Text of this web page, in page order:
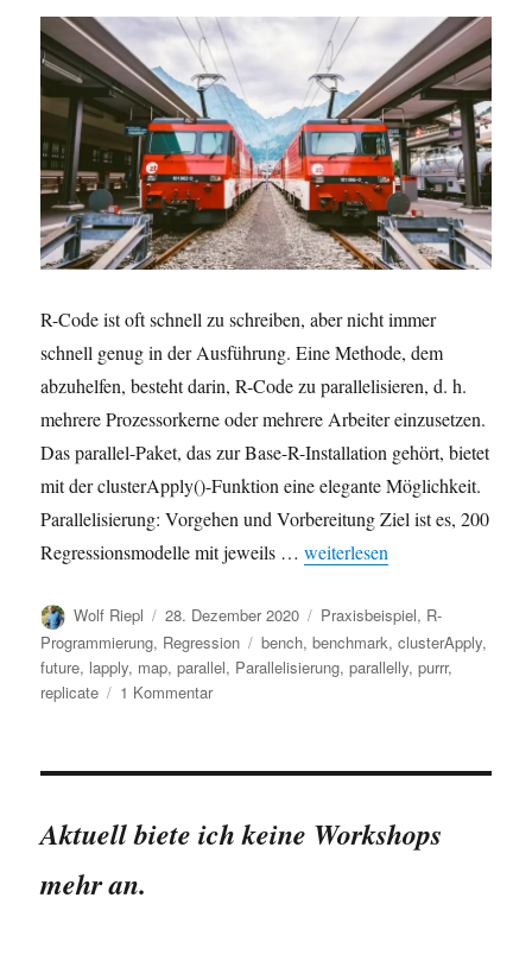
solltest
R-Code ist oft schnell zu schreiben, aber nicht immer
schnell genug in der Ausführung. Eine Methode, dem
abzuhelfen, besteht darin, R-Code zu parallelisieren, d. h.
mehrere Prozessorkerne oder mehrere Arbeiter einzusetzen.
Das parallel-Paket, das zur Base-R-Installation gehört, bietet
mit der clusterApply()-Funktion eine elegante Möglichkeit.
Parallelisierung: Vorgehen und Vorbereitung Ziel ist es, 200
Regressionsmodelle mit jeweils …„R-Code parallelisieren mit
weiterlesen
Autor
Wolf Riepl
Veröffentlicht
am
28. Dezember 2020 Kategorien
Praxisbeispiel, R-
Programmierung, Regression Schlagwörter
bench,benchmark,clusterApply,
future, lapply, map,parallel, Parallelisierung,parallelly,purrr,
replicate
1 Kommentarzu
Aktuell biete ich keine Workshops
mehr an.